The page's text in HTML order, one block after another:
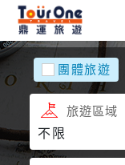
團體旅遊
旅遊區域